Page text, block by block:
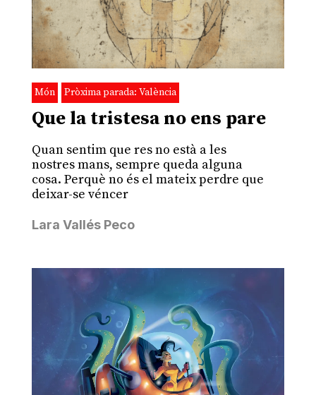
Món Pròxima parada: València
Que la tristesa no ens pare
Quan sentim que res no està a les
nostres mans, sempre queda alguna
cosa. Perquè no és el mateix perdre que
deixar-se véncer
Lara Vallés Peco